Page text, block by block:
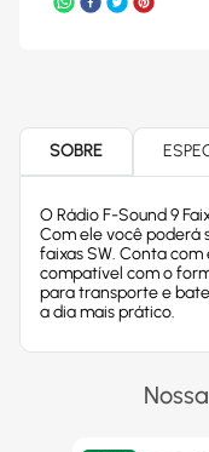
SOBRE
O Rádio F-Sound 9
Com ele você poderá
faixas SW. Conta
compatível com o
para transporte e
a dia mais prático.